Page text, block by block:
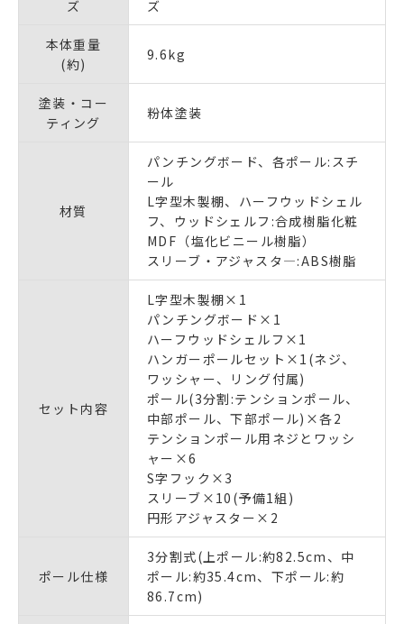
ズ ズ
本体重量
(約)
9.6kg
塗装・コー
ティング
粉体塗装
材質
パンチングボード、各ポール:スチ
ール
L字型木製棚、ハーフウッドシェル
フ、ウッドシェルフ:合成樹脂化粧
MDF（塩化ビニール樹脂）
スリーブ・アジャスタ―:ABS樹脂
セット内容
L字型木製棚×1
パンチングボード×1
ハーフウッドシェルフ×1
ハンガーポールセット×1(ネジ、
ワッシャー、リング付属)
ポール(3分割:テンションポール、
中部ポール、下部ポール)×各2
テンションポール用ネジとワッシ
ャー×6
S字フック×3
スリーブ×10(予備1組)
円形アジャスター×2
ポール仕様
3分割式(上ポール:約82.5cm、中
ポール:約35.4cm、下ポール:約
86.7cm)